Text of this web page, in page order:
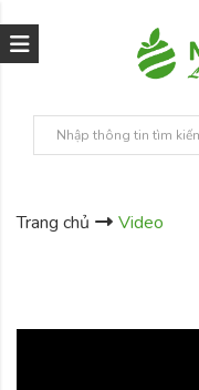
Trang chủ Video